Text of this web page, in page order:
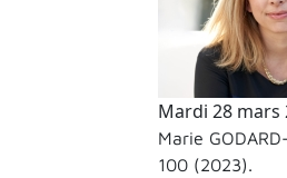
Mardi 28 mars
Marie
100 (2023).